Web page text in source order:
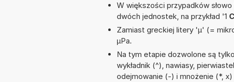
W większości przypadków
dwóch jednostek, na przykład '1
Zamiast greckiej litery 'µ' (=
µPa.
Na tym etapie dozwolone są
wykładnik (^), nawiasy,
odejmowanie (-) i mnożenie (*, x)